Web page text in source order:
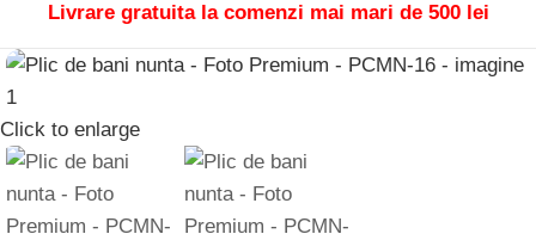
Livrare gratuita la comenzi mai mari de 500 lei
Click to enlarge